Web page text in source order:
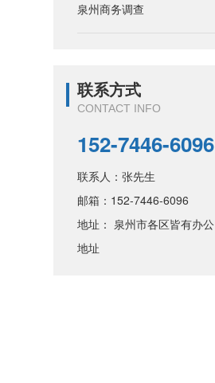
泉州商务调查
联系方式
CONTACT INFO
152-7446-6096
联系人：张先生
邮箱：152-7446-6096
地址： 泉州市各区皆有办公
地址